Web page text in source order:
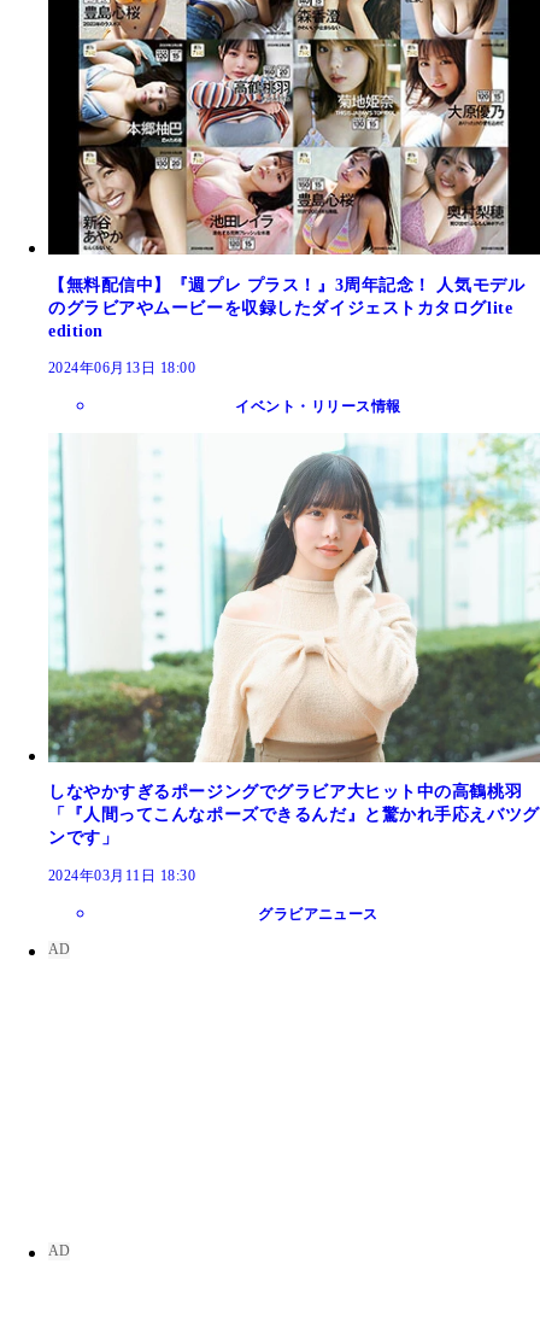
【無料配信中】『週プレ プラス！』3周年記念！ 人気モデル
のグラビアやムービーを収録したダイジェストカタログlite
edition
2024年06月13日 18:00
イベント・リリース情報
しなやかすぎるポージングでグラビア大ヒット中の高鶴桃羽
「『人間ってこんなポーズできるんだ』と驚かれ手応えバツグ
ンです」
2024年03月11日 18:30
グラビアニュース